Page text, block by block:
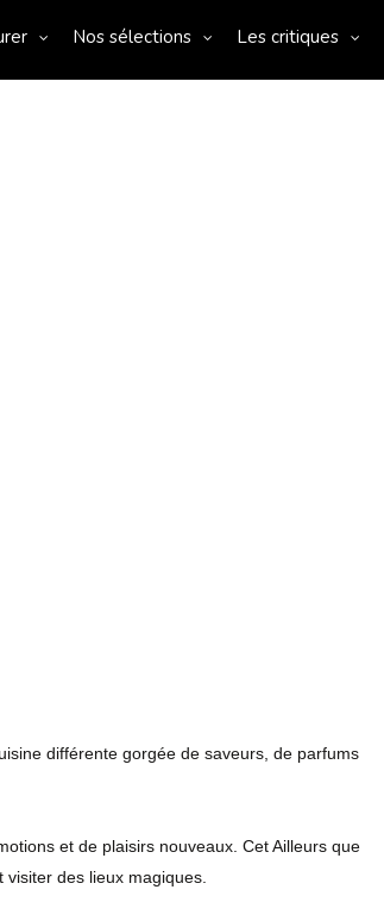
Nos sélections Les critiques
différente gorgée de saveurs, de parfums
et de plaisirs nouveaux. Cet Ailleurs que
des lieux magiques.